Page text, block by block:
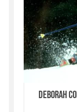
Deborah